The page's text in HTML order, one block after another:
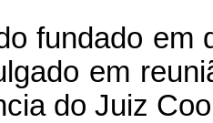
fundado em
em
do Juiz